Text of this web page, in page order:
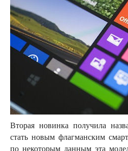
Вторая новинка получила
стать новым флагманским
по некоторым данным эта